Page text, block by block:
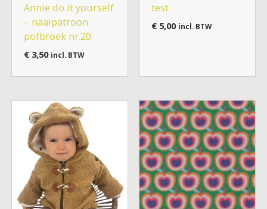
Annie do it yourself
– naaipatroon
pofbroek nr.20
€3,50 incl. BTW
test
€5,00 incl. BTW